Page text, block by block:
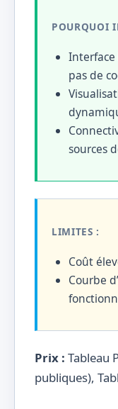
POURQUOI
Interface
pas de
sources
LIMITES :
Coût
Courbe
Prix : Tableau
publiques),